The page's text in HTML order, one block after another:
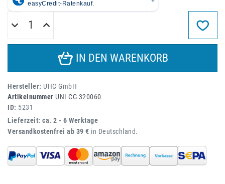
IN DEN WARENKORB
Hersteller: UHC GmbH
Artikelnummer UNI-CG-320060
ID: 5231
Lieferzeit: ca. 2 - 6 Werktage
Versandkostenfrei ab 39 € in Deutschland.